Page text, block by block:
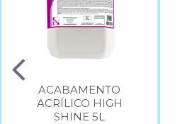
ACABAMENTO
ACRÍLICO HIGH
SHINE 5L